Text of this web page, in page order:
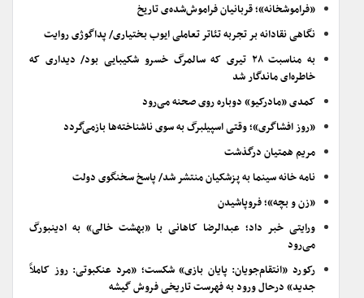
«فراموشخانه»؛ قربانیان فراموش‌شده‌ی تاریخ
نگاهی نقادانه بر تجربه تئاتر تعاملی ایوب بختیاری/ پداگوژی روایت
به مناسبت ۲۸ تیری که سالمرگ خسرو شکیبایی بود/ دیداری که
خاطره‌ای ماندگار شد
کمدی «مادرکیو» دوباره روی صحنه می‌رود
«روز افشاگری»؛ وقتی اسپیلبرگ به سوی ناشناخته‌ها بازمی‌گردد
مریم همتیان درگذشت
نامه خانه سینما به پزشکیان منتشر شد/ پاسخ سخنگوی دولت
«زن و بچه»؛ فروپاشیدن
ورایتی خبر داد؛ عبدالرضا کاهانی با «بهشت خالی» به ادینبورگ
می‌رود
رکورد «انتقام‌جویان: پایان بازی» شکست؛ «مرد عنکبوتی: روز کاملاً
جدید» درحال ورود به فهرست تاریخی فروش گیشه